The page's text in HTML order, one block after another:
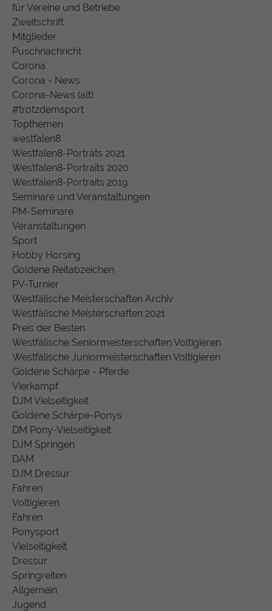
für Vereine und Betriebe
Zweitschrift
Mitglieder
Puschnachricht
Corona
Corona - News
Corona-News (alt)
#trotzdemsport
Topthemen
westfalen8
Westfalen8-Porträts 2021
Westfalen8-Portraits 2020
Westfalen8-Portraits 2019
Seminare und Veranstaltungen
PM-Seminare
Veranstaltungen
Sport
Hobby Horsing
Goldene Reitabzeichen
PV-Turnier
Westfälische Meisterschaften Archiv
Westfälische Meisterschaften 2021
Preis der Besten
Westfälische Seniormeisterschaften Voltigieren
Westfälische Juniormeisterschaften Voltigieren
Goldene Schärpe - Pferde
Vierkampf
DJM Vielseitigkeit
Goldene Schärpe-Ponys
DM Pony-Vielseitigkeit
DJM Springen
DAM
DJM Dressur
Fahren
Voltigieren
Fahren
Ponysport
Vielseitigkeit
Dressur
Springreiten
Allgemein
Jugend